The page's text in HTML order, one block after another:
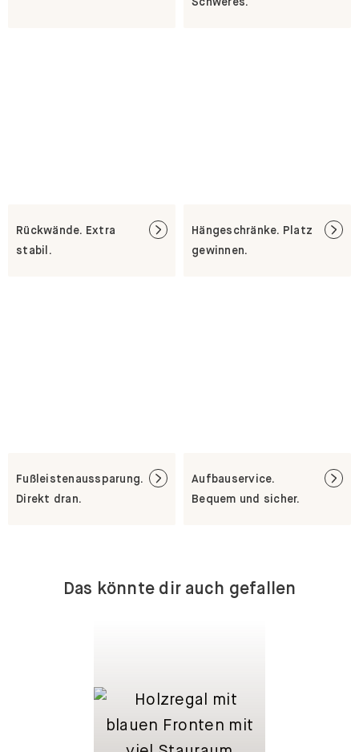
Rückwände. Extra
stabil.
Hängeschränke. Platz
gewinnen.
Fußleistenaussparung.
Direkt dran.
Aufbauservice.
Bequem und sicher.
Das könnte dir auch gefallen